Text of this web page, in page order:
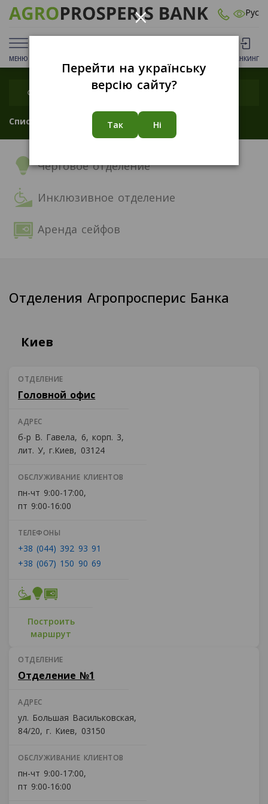
Рус
МЕНЮ БАНКИНГ
Список
Черговое отделение
Инклюзивное отделение
Аренда сейфов
Отделения Агропросперис Банка
Киев
ОТДЕЛЕНИЕ
Головной офис
АДРЕС
б-р В. Гавела, 6, корп. 3,
лит. У, г.Киев, 03124
ОБСЛУЖИВАНИЕ КЛИЕНТОВ
пн-чт 9:00-17:00,
пт 9:00-16:00
ТЕЛЕФОНЫ
+38 (044) 392 93 91
+38 (067) 150 90 69
Построить
маршрут
ОТДЕЛЕНИЕ
Отделение №1
АДРЕС
ул. Большая Васильковская,
84/20, г. Киев, 03150
ОБСЛУЖИВАНИЕ КЛИЕНТОВ
пн-чт 9:00-17:00,
пт 9:00-16:00
×
Перейти на українську
версію сайту?
Так Ні